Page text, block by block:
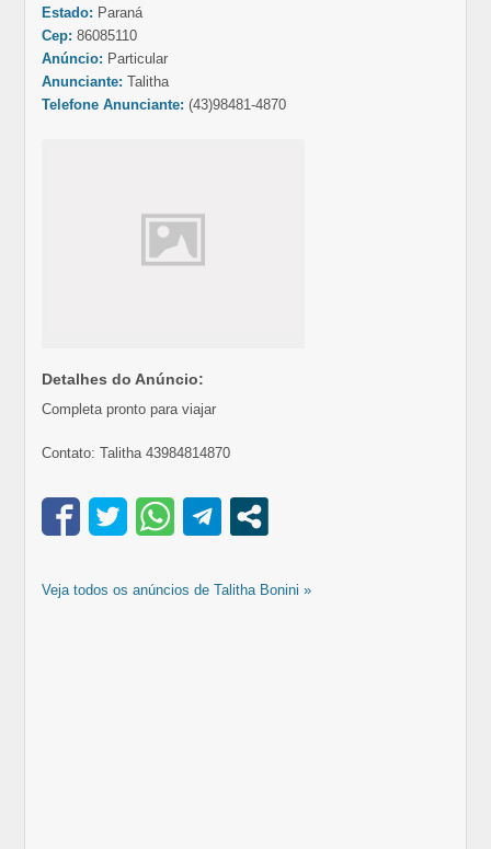
Estado: Paraná
Cep: 86085110
Anúncio: Particular
Anunciante: Talitha
Telefone Anunciante: (43)98481-4870
Detalhes do Anúncio:
Completa pronto para viajar
Contato: Talitha 43984814870
Veja todos os anúncios de Talitha Bonini »